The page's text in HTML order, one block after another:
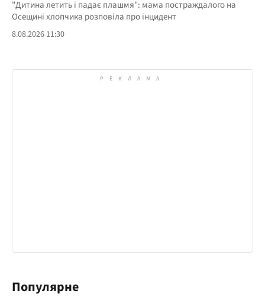
"Дитина летить і падає плашмя": мама постраждалого на
Осещині хлопчика розповіла про інцидент
8.08.2026 11:30
Популярне